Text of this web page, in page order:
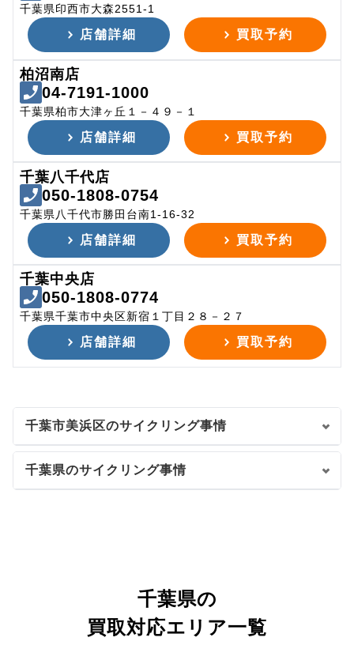
千葉県印西市大森2551-1
店舗詳細 買取予約
柏沼南店
04-7191-1000
千葉県柏市大津ヶ丘１－４９－１
店舗詳細 買取予約
千葉八千代店
050-1808-0754
千葉県八千代市勝田台南1-16-32
店舗詳細 買取予約
千葉中央店
050-1808-0774
千葉県千葉市中央区新宿１丁目２８－２７
店舗詳細 買取予約
千葉市美浜区のサイクリング事情
千葉県のサイクリング事情
千葉県の
買取対応エリア一覧